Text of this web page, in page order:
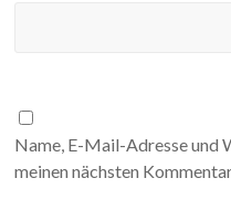
Name, E-Mail-Adresse und
meinen nächsten